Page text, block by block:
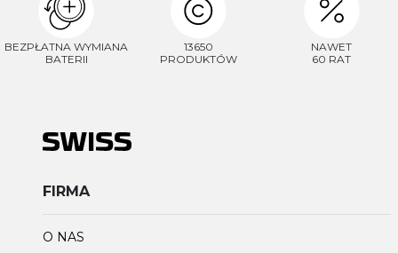
BEZPŁATNA WYMIANA
BATERII
13650
PRODUKTÓW
NAWET
60 RAT
FIRMA
O NAS